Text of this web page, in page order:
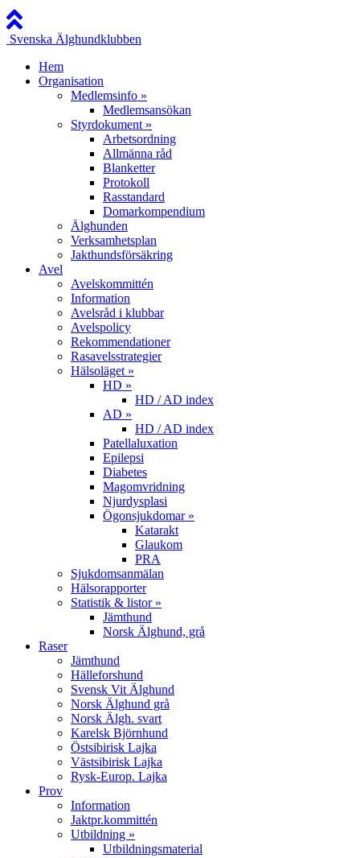
Svenska Älghundklubben
Hem
Organisation
Medlemsinfo »
Medlemsansökan
Styrdokument »
Arbetsordning
Allmänna råd
Blanketter
Protokoll
Rasstandard
Domarkompendium
Älghunden
Verksamhetsplan
Jakthundsförsäkring
Avel
Avelskommittén
Information
Avelsråd i klubbar
Avelspolicy
Rekommendationer
Rasavelsstrategier
Hälsoläget »
HD »
HD / AD index
AD »
HD / AD index
Patellaluxation
Epilepsi
Diabetes
Magomvridning
Njurdysplasi
Ögonsjukdomar »
Katarakt
Glaukom
PRA
Sjukdomsanmälan
Hälsorapporter
Statistik & listor »
Jämthund
Norsk Älghund, grå
Raser
Jämthund
Hälleforshund
Svensk Vit Älghund
Norsk Älghund grå
Norsk Älgh. svart
Karelsk Björnhund
Östsibirisk Lajka
Västsibirisk Lajka
Rysk-Europ. Lajka
Prov
Information
Jaktpr.kommittén
Utbildning »
Utbildningsmaterial